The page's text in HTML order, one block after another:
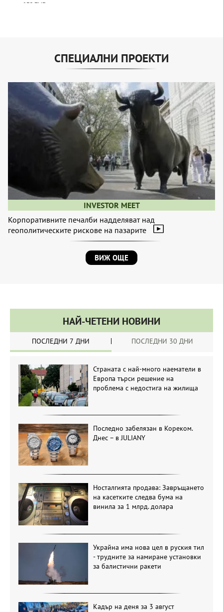
СПЕЦИАЛНИ ПРОЕКТИ
INVESTOR MEET
Корпоративните печалби надделяват над
геополитическите рискове на пазарите
ВИЖ ОЩЕ
НАЙ-ЧЕТЕНИ НОВИНИ
ПОСЛЕДНИ 7 ДНИ ПОСЛЕДНИ 30 ДНИ
Страната с най-много наематели в
Европа търси решение на
проблема с недостига на жилища
Последно забелязан в Кореком.
Днес – в JULIANY
Носталгията продава: Завръщането
на касетките следва бума на
винила за 1 млрд. долара
Украйна има нова цел в руския тил
- трудните за намиране установки
за балистични ракети
Кадър на деня за 3 август